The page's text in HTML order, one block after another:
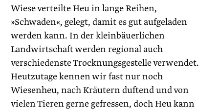
Wiese verteilte Heu in lange Reihen,
»Schwaden«, gelegt, damit es gut aufgeladen
werden kann. In der kleinbäuerlichen
Landwirtschaft werden regional auch
verschiedenste Trocknungsgestelle verwendet.
Heutzutage kennen wir fast nur noch
Wiesenheu, nach Kräutern duftend und von
vielen Tieren gerne gefressen, doch Heu kann